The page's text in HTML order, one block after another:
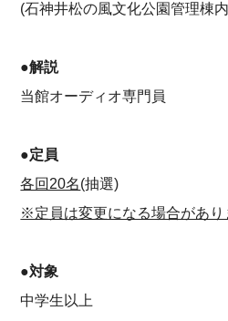
(石神井松の風文化公園管理棟
●解説
当館オーディオ専門員
●定員
各回20名(抽選)
※定員は変更になる場合があり
●対象
中学生以上